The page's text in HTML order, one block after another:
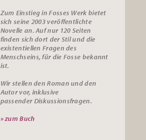
Zum Einstieg in Fosses Werk bietet
sich seine 2003 veröffentlichte
Novelle an. Auf nur 120 Seiten
finden sich dort der Stil und die
existentiellen Fragen des
Menschseins, für die Fosse bekannt
ist.
Wir stellen den Roman und den
Autor vor, inklusive
passender Diskussionsfragen.
» zum Buch